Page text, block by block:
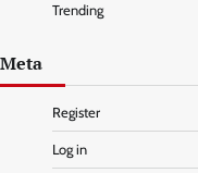
Trending
Meta
Register
Log in